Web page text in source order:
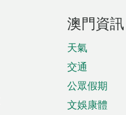
澳門資訊
天氣
交通
公眾假期
文娛康體